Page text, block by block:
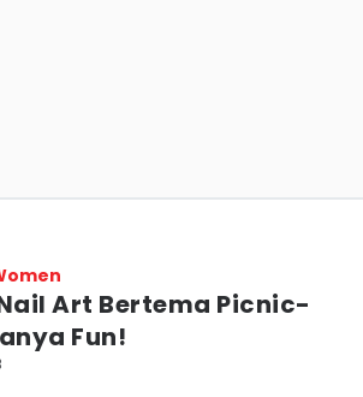
Art Bertema Picnic-
Fun!